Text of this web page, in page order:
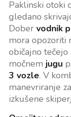
Paklinski otoki
gledano
Dober vodnik
mora opozoriti
običajno
močnem jugu
3 vozle. V
manevriranje
izkušene